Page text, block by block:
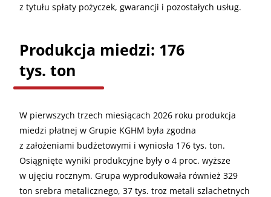
z tytułu spłaty pożyczek, gwarancji i pozostałych usług.
Produkcja miedzi: 176
tys. ton
W pierwszych trzech miesiącach 2026 roku produkcja
miedzi płatnej w Grupie KGHM była zgodna
z założeniami budżetowymi i wyniosła 176 tys. ton.
Osiągnięte wyniki produkcyjne były o 4 proc. wyższe
w ujęciu rocznym. Grupa wyprodukowała również 329
ton srebra metalicznego, 37 tys. troz metali szlachetnych